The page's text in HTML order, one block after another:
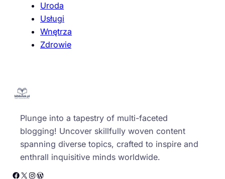
Uroda
Usługi
Wnętrza
Zdrowie
Plunge into a tapestry of multi-faceted
blogging! Uncover skillfully woven content
spanning diverse topics, crafted to inspire and
enthrall inquisitive minds worldwide.
Facebook X Instagram WordPress